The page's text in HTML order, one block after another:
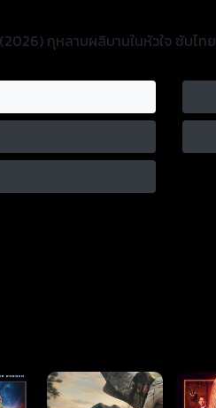
กุหลาบผลิบานในหัวใจ ซับไทย